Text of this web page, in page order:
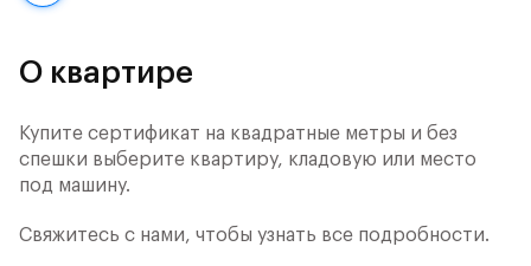
О квартире
Купите сертификат на квадратные метры и без
спешки выберите квартиру, кладовую или место
под машину.
Свяжитесь с нами, чтобы узнать все подробности.